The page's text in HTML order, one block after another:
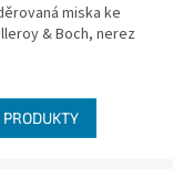
miska ke
& Boch, nerez